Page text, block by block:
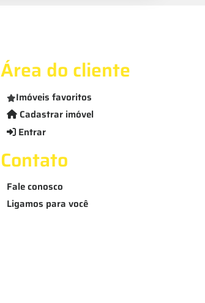
Área do cliente
Imóveis favoritos
Cadastrar imóvel
Entrar
Contato
Fale conosco
Ligamos para você